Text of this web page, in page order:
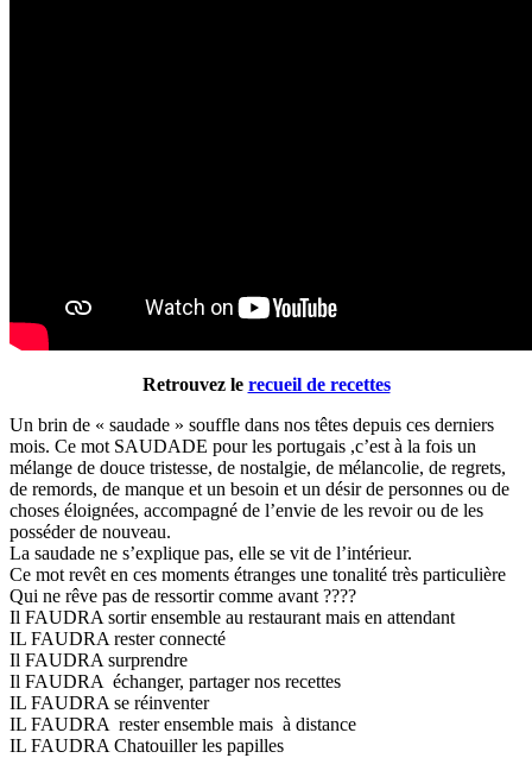
Retrouvez le recueil de recettes
Un brin de « saudade » souffle dans nos têtes depuis ces derniers
mois. Ce mot SAUDADE pour les portugais ,c’est à la fois un
mélange de douce tristesse, de nostalgie, de mélancolie, de regrets,
de remords, de manque et un besoin et un désir de personnes ou de
choses éloignées, accompagné de l’envie de les revoir ou de les
posséder de nouveau.
La saudade ne s’explique pas, elle se vit de l’intérieur.
Ce mot revêt en ces moments étranges une tonalité très particulière
Qui ne rêve pas de ressortir comme avant ????
Il FAUDRA sortir ensemble au restaurant mais en attendant
IL FAUDRA rester connecté
Il FAUDRA surprendre
Il FAUDRA échanger, partager nos recettes
IL FAUDRA se réinventer
IL FAUDRA rester ensemble mais à distance
IL FAUDRA Chatouiller les papilles